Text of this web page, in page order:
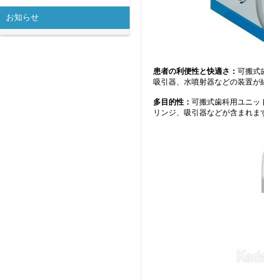
お知らせ
患者の利便性と快適さ： 可搬式
吸引器、水噴射器などの装置
多目的性： 可搬式歯科用ユニッ
リンジ、吸引器などが含まれ